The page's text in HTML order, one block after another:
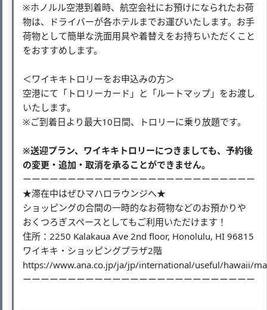
※ホノルル空港到着時、航空会社にお預けになられたお荷
物は、ドライバーが各ホテルまでお運びいたします。お手
荷物として簡単な洗面用具や着替えをお持ちいただくこと
をおすすめします。
＜ワイキキトロリーをお申込みの方＞
空港にて「トロリーカード」と「ルートマップ」をお渡し
いたします。
※ご到着日より最大10日間、トロリーに乗り放題です。
※送迎プラン、ワイキキトロリーにつきましても、予約後
の変更・追加・取消を承ることができません。
ーーーーーーーーーーーーーーーーーーーーーーーーーー
★滞在中はぜひマハロラウンジへ★
ショッピングの合間の一時的なお荷物などのお預かりや
おくつろぎスペースとしてもご利用いただけます！
住所：2250 Kalakaua Ave 2nd floor, Honolulu, HI 96815
ワイキキ・ショッピングプラザ2階
https://www.ana.co.jp/ja/jp/international/useful/hawaii/
ーーーーーーーーーーーーーーーーーーーーーーーーーー